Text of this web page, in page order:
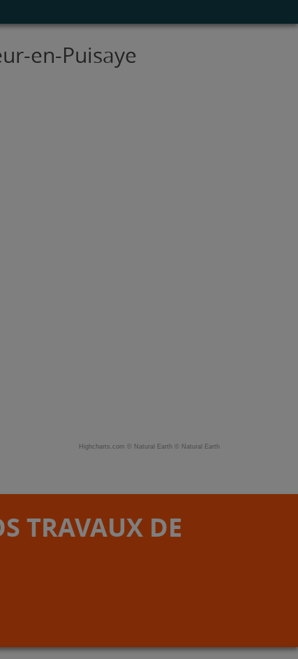
en-Puisaye
Highcharts.com © Natural Earth © Natural Earth
TRAVAUX DE